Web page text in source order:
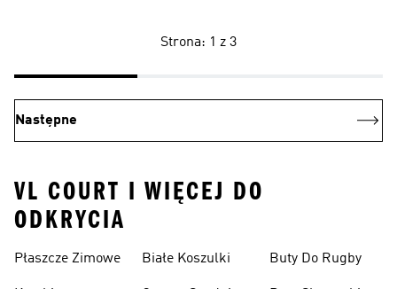
Strona: 1 z 3
Następne
VL COURT I WIĘCEJ DO
ODKRYCIA
Płaszcze Zimowe Białe Koszulki Buty Do Rugby